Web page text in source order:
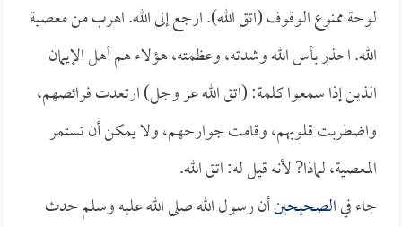
لوحة ممنوع الوقوف (اتق الله). ارجع إلى الله. اهرب من معصية
الله. احذر بأس الله وشدته، وعظمته، هؤلاء هم أهل الإيمان
الذين إذا سمعوا كلمة: (اتق الله عز وجل) ارتعدت فرائصهم،
واضطربت قلوبهم، وقامت جوارحهم، ولا يمكن أن تستمر
المعصية، لماذا? لأنه قيل له: اتق الله.
جاء فيالصحيحينأن رسول الله صلى الله عليه وسلم حدث